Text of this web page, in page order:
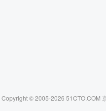
Copyright © 2005-2026 51CTO.COM